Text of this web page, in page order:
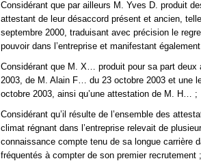
Considérant que par ailleurs M. Yves D. produit
attestant de leur désaccord présent et ancien,
septembre 2000, traduisant avec précision le
pouvoir dans l’entreprise et manifestant
Considérant que M. X… produit pour sa part
2003, de M. Alain F… du 23 octobre 2003 et une
octobre 2003, ainsi qu’une attestation de M. H… ;
Considérant qu’il résulte de l’ensemble des
climat régnant dans l’entreprise relevait de
connaissance compte tenu de sa longue carrière
fréquentés à compter de son premier recrutement ;